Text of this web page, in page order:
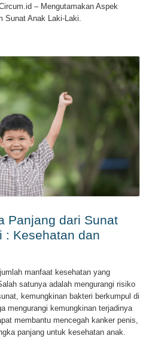
– Mengutamakan Aspek
Sunat Anak Laki-Laki.
Panjang dari Sunat
: Kesehatan dan
manfaat kesehatan yang
satunya adalah mengurangi risiko
kemungkinan bakteri berkumpul di
mengurangi kemungkinan terjadinya
membantu mencegah kanker penis,
panjang untuk kesehatan anak.